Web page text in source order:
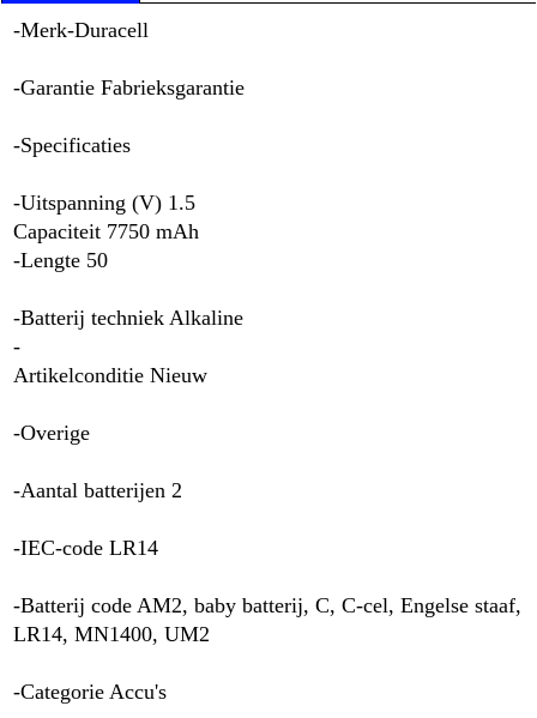
-Merk-Duracell
-Garantie Fabrieksgarantie
-Specificaties
-Uitspanning (V) 1.5
Capaciteit 7750 mAh
-Lengte 50
-Batterij techniek Alkaline
-
Artikelconditie Nieuw
-Overige
-Aantal batterijen 2
-IEC-code LR14
-Batterij code AM2, baby batterij, C, C-cel, Engelse staaf,
LR14, MN1400, UM2
-Categorie Accu's